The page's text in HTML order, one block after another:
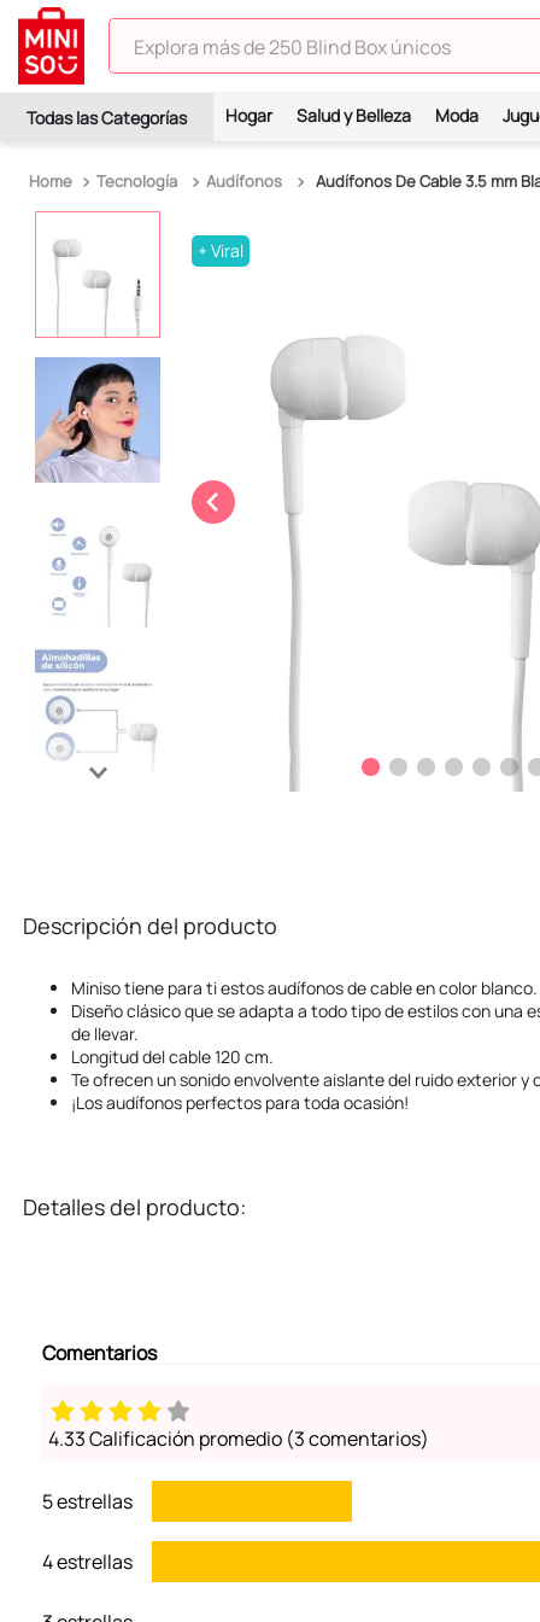
Explora más de 250 Blind Box únicos
Hogar Salud y Belleza Moda
Tecnología Audífonos Audífonos De Cable 3.5 mm
+ Viral
Descripción del producto
Miniso tiene para ti estos audífonos de cable en color blanco.
Diseño clásico que se adapta a todo tipo de estilos con una
de llevar.
Longitud del cable 120 cm.
Te ofrecen un sonido envolvente aislante del ruido exterior y
¡Los audífonos perfectos para toda ocasión!
Detalles del producto:
Comentarios
4.33 Calificación promedio (3 comentarios)
5 estrellas
4 estrellas
TÉRMINOS MÁS BUSCADOS
2.
spiderman
4.
osito cariñosito
pokemon
10. chiikawas